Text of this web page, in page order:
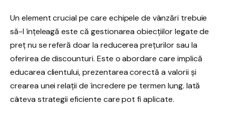
Un element crucial pe care echipele de vânzări trebuie
să-l înțeleagă este că gestionarea obiecțiilor legate de
preț nu se referă doar la reducerea prețurilor sau la
oferirea de discounturi. Este o abordare care implică
educarea clientului, prezentarea corectă a valorii și
crearea unei relații de încredere pe termen lung. Iată
câteva strategii eficiente care pot fi aplicate.